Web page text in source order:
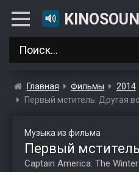
Главная Фильмы
2014
Первый мститель: Другая
Музыка из фильма
Первый
Captain America: The